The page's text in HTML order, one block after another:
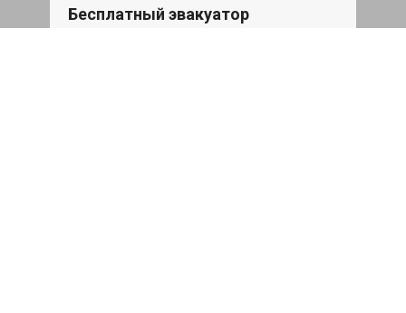
Бесплатный эвакуатор